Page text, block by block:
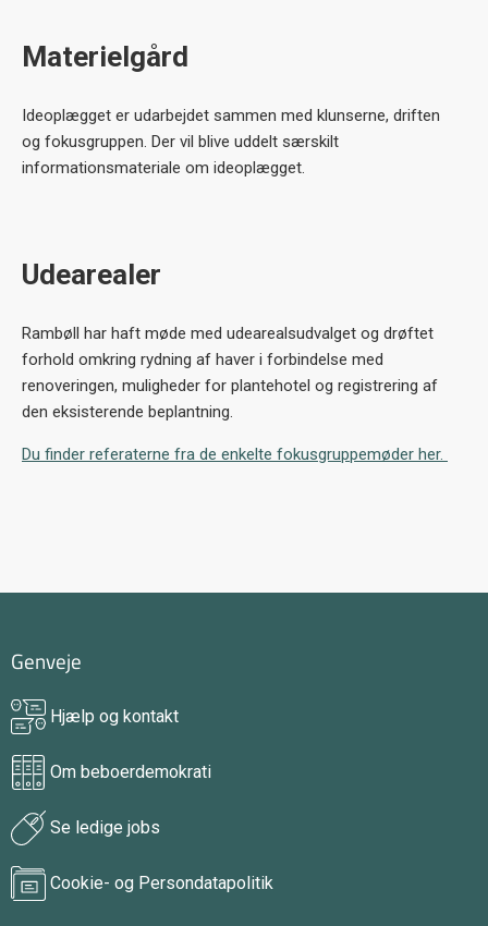
Materielgård
Ideoplægget er udarbejdet sammen med klunserne, driften
og fokusgruppen. Der vil blive uddelt særskilt
informationsmateriale om ideoplægget.
Udearealer
Rambøll har haft møde med udearealsudvalget og drøftet
forhold omkring rydning af haver i forbindelse med
renoveringen, muligheder for plantehotel og registrering af
den eksisterende beplantning.
Du finder referaterne fra de enkelte fokusgruppemøder her.
Genveje
Hjælp og kontakt
Om beboerdemokrati
Se ledige jobs
Cookie- og Persondatapolitik